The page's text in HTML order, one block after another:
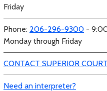
Friday
Phone: 206-296-9300 -
Monday through Friday
CONTACT SUPERIOR COURT
Need an interpreter?